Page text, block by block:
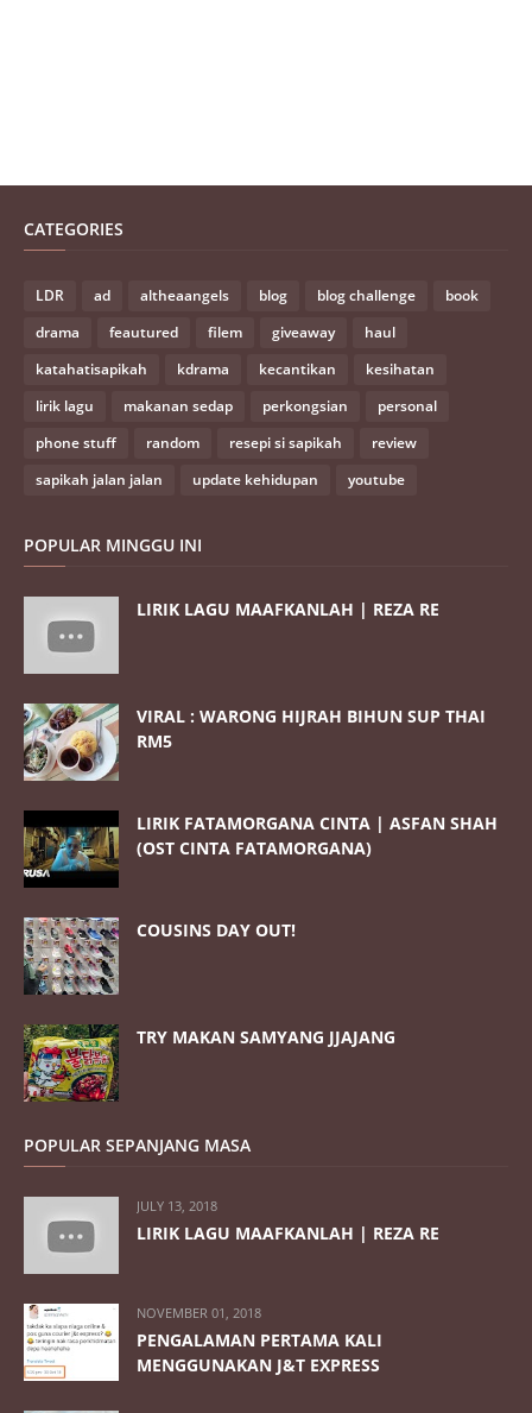
CATEGORIES
LDR ad altheaangels blog blog challenge
book
drama
feautured filem giveaway
haul
katahatisapikah
kdrama kecantikan
kesihatan
lirik lagu
makanan sedap perkongsian
personal
phone stuff
random resepi si sapikah
review
sapikah jalan jalan
update kehidupan youtube
POPULAR MINGGU INI
LIRIK LAGU MAAFKANLAH | REZA RE
VIRAL : WARONG HIJRAH BIHUN SUP THAI
RM5
LIRIK FATAMORGANA CINTA | ASFAN SHAH
(OST CINTA FATAMORGANA)
COUSINS DAY OUT!
TRY MAKAN SAMYANG JJAJANG
POPULAR SEPANJANG MASA
JULY 13, 2018
LIRIK LAGU MAAFKANLAH | REZA RE
NOVEMBER 01, 2018
PENGALAMAN PERTAMA KALI
MENGGUNAKAN J&T EXPRESS